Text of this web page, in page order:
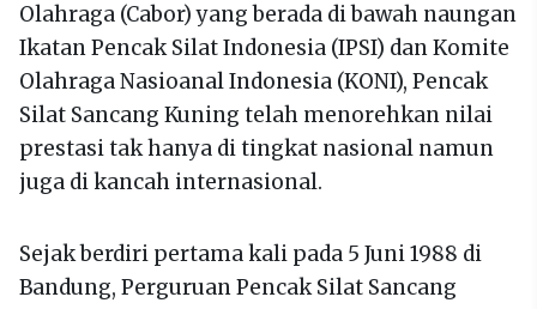
Olahraga (Cabor) yang berada di bawah naungan
Ikatan Pencak Silat Indonesia (IPSI) dan Komite
Olahraga Nasioanal Indonesia (KONI), Pencak
Silat Sancang Kuning telah menorehkan nilai
prestasi tak hanya di tingkat nasional namun
juga di kancah internasional.
Sejak berdiri pertama kali pada 5 Juni 1988 di
Bandung, Perguruan Pencak Silat Sancang